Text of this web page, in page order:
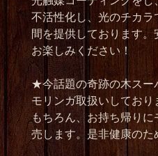
不活性化し、光のチカ
間を提供しております
お楽しみください！
★今話題の奇跡の木スー
モリンガ取扱いしてお
もちろん、お持ち帰り
売します。是非健康のた